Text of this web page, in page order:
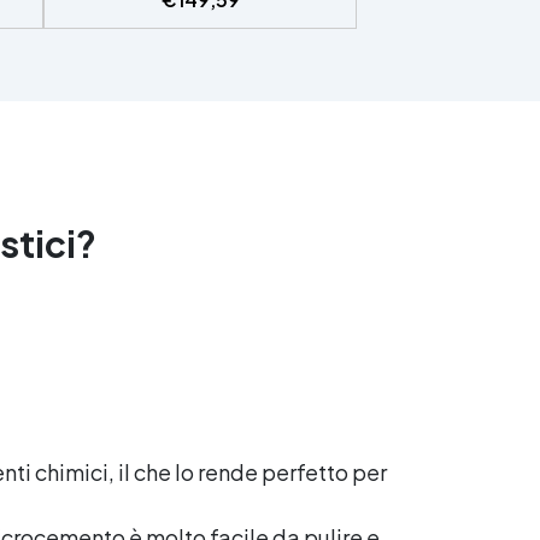
e
chimici, il che lo rende perfetto per